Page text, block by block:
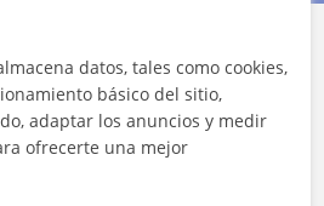
11 €/h
datos, tales como cookies,
básico del sitio,
adaptar los anuncios y medir
ofrecerte una mejor